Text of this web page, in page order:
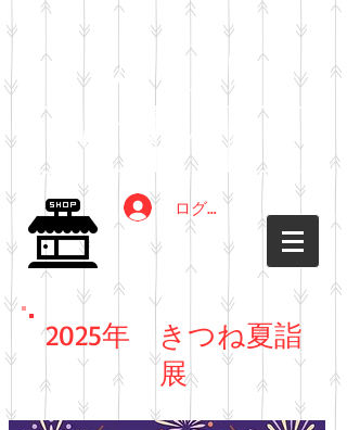
ログイン
2025年 きつね夏詣
展